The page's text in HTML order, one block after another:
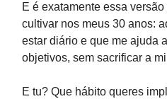
E é exatamente essa
cultivar nos meus 30 anos:
estar diário e que me ajuda
objetivos, sem sacrificar a
E tu? Que hábito queres